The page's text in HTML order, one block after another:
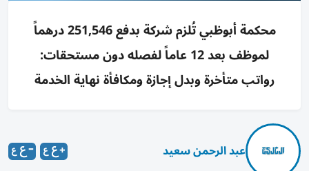
محكمة أبوظبي تُلزم شركة بدفع 251,546 درهماً
لموظف بعد 12 عاماً لفصله دون مستحقات:
رواتب متأخرة وبدل إجازة ومكافأة نهاية الخدمة
عبد الرحمن سعيد